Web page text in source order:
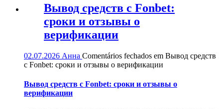
Вывод средств с Fonbet:
сроки и отзывы о
верификации
02.07.2026 Анна Comentários fechados em Вывод средств
с Fonbet: сроки и отзывы о верификации
Вывод средств с Fonbet: сроки и отзывы о
верификации